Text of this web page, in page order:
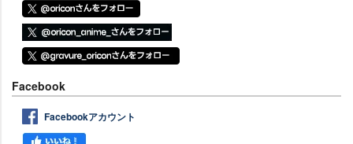
Facebook
Facebookアカウント